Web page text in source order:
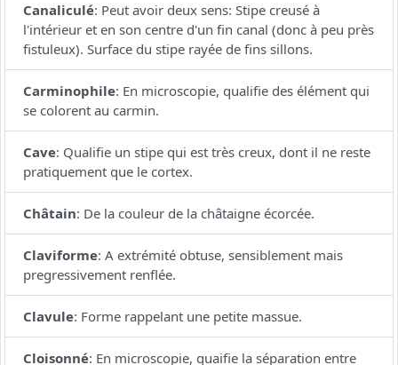
Canaliculé: Peut avoir deux sens: Stipe creusé à
l'intérieur et en son centre d'un fin canal (donc à peu près
fistuleux). Surface du stipe rayée de fins sillons.
Carminophile: En microscopie, qualifie des élément qui
se colorent au carmin.
Cave: Qualifie un stipe qui est très creux, dont il ne reste
pratiquement que le cortex.
Châtain: De la couleur de la châtaigne écorcée.
Claviforme: A extrémité obtuse, sensiblement mais
pregressivement renflée.
Clavule: Forme rappelant une petite massue.
Cloisonné: En microscopie, quaifie la séparation entre